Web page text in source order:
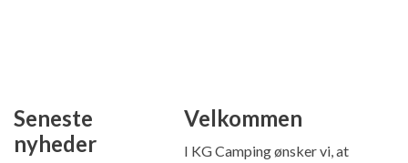
Seneste
nyheder
Velkommen
I KG Camping ønsker vi, at